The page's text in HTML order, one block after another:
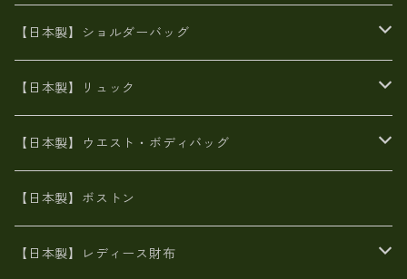
牛革製品トート・ショルダー
牛革製品リュック
火山灰染めバッグ
8号帆布
豊岡製
ヌメ革バッグ
Ａ3サイズ
オイルレザー
エナメル
がま口
リネン
【日本製】ショルダーバッグ
漂流ロープバッグ
6号蝋引き帆布
火山灰染めバッグ
8号帆布
財布ポシェット
牛革
オイルレザー
【日本製】リュック
帆布
豊岡
豊岡製
牛革
日本製
【日本製】ウエスト・ボディバッグ
帆布
【日本製】ボストン
【日本製】レディース財布